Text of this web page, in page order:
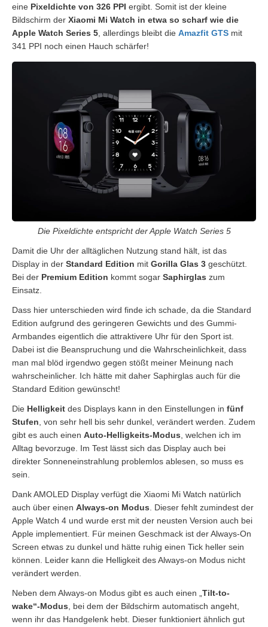
eine Pixeldichte von 326 PPI ergibt. Somit ist der kleine
Bildschirm der Xiaomi Mi Watch in etwa so scharf wie die
Apple Watch Series 5 , allerdings bleibt die Amazfit GTS mit
341 PPI noch einen Hauch schärfer!
Die Pixeldichte entspricht der Apple Watch Series 5
Damit die Uhr der alltäglichen Nutzung stand hält, ist das
Display in der Standard Edition mit Gorilla Glas 3 geschützt.
Bei der Premium Edition kommt sogar Saphirglas zum
Einsatz.
Dass hier unterschieden wird finde ich schade, da die Standard
Edition aufgrund des geringeren Gewichts und des Gummi-
Armbandes eigentlich die attraktivere Uhr für den Sport ist.
Dabei ist die Beanspruchung und die Wahrscheinlichkeit, dass
man mal blöd irgendwo gegen stößt meiner Meinung nach
wahrscheinlicher. Ich hätte mit daher Saphirglas auch für die
Standard Edition gewünscht!
Die Helligkeit des Displays kann in den Einstellungen in fünf
Stufen , von sehr hell bis sehr dunkel, verändert werden. Zudem
gibt es auch einen Auto-Helligkeits-Modus , welchen ich im
Alltag bevorzuge. Im Test lässt sich das Display auch bei
direkter Sonneneinstrahlung problemlos ablesen, so muss es
sein.
Dank AMOLED Display verfügt die Xiaomi Mi Watch natürlich
auch über einen Always-on Modus . Dieser fehlt zumindest der
Apple Watch 4 und wurde erst mit der neusten Version auch bei
Apple implementiert. Für meinen Geschmack ist der Always-On
Screen etwas zu dunkel und hätte ruhig einen Tick heller sein
können. Leider kann die Helligkeit des Always-on Modus nicht
verändert werden.
Neben dem Always-on Modus gibt es auch einen „ Tilt-to-
wake“-Modus , bei dem der Bildschirm automatisch angeht,
wenn ihr das Handgelenk hebt. Dieser funktioniert ähnlich gut